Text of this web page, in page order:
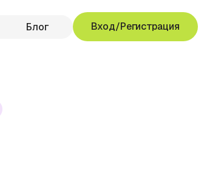
Блог Вход/Регистрация